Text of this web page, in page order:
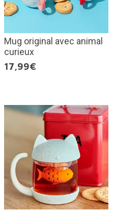
Mug original avec animal
curieux
17,99€